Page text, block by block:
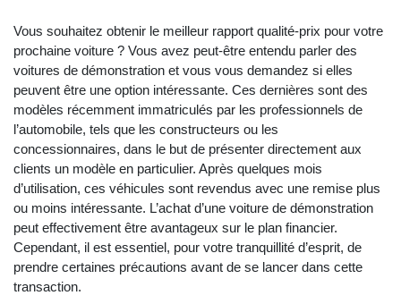
Vous souhaitez obtenir le meilleur rapport qualité-prix pour votre
prochaine voiture ? Vous avez peut-être entendu parler des
voitures de démonstration et vous vous demandez si elles
peuvent être une option intéressante. Ces dernières sont des
modèles récemment immatriculés par les professionnels de
l’automobile, tels que les constructeurs ou les
concessionnaires, dans le but de présenter directement aux
clients un modèle en particulier. Après quelques mois
d’utilisation, ces véhicules sont revendus avec une remise plus
ou moins intéressante. L’achat d’une voiture de démonstration
peut effectivement être avantageux sur le plan financier.
Cependant, il est essentiel, pour votre tranquillité d’esprit, de
prendre certaines précautions avant de se lancer dans cette
transaction.